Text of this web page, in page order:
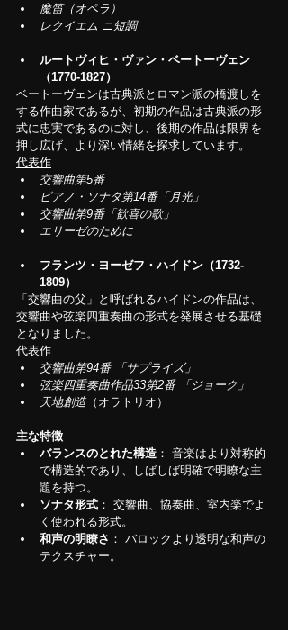
魔笛（オペラ）
レクイエム ニ短調
ルートヴィヒ・ヴァン・ベートーヴェン
（1770-1827）
ベートーヴェンは古典派とロマン派の橋渡しを
する作曲家であるが、初期の作品は古典派の形
式に忠実であるのに対し、後期の作品は限界を
押し広げ、より深い情緒を探求しています。
代表作
交響曲第5番
ピアノ・ソナタ第14番「月光」
交響曲第9番「歓喜の歌」
エリーゼのために
フランツ・ヨーゼフ・ハイドン（1732-
1809）
「交響曲の父」と呼ばれるハイドンの作品は、
交響曲や弦楽四重奏曲の形式を発展させる基礎
となりました。
代表作
交響曲第94番 「サプライズ」
弦楽四重奏曲作品33第2番 「ジョーク」
天地創造（オラトリオ）
主な特徴
バランスのとれた構造 ： 音楽はより対称的
で構造的であり、しばしば明確で明瞭な主
題を持つ。
ソナタ形式 ： 交響曲、協奏曲、室内楽でよ
く使われる形式。
和声の明瞭さ ： バロックより透明な和声の
テクスチャー。